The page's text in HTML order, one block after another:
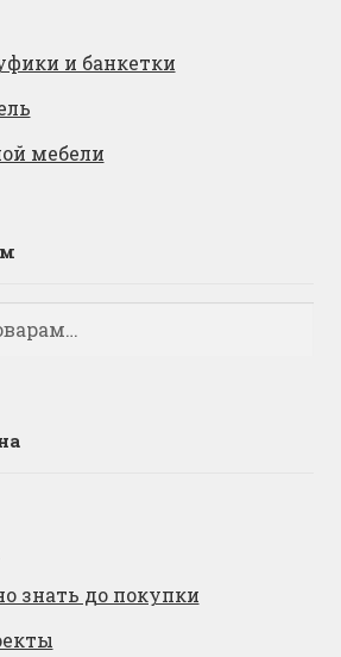
и банкетки
мебели
знать до покупки